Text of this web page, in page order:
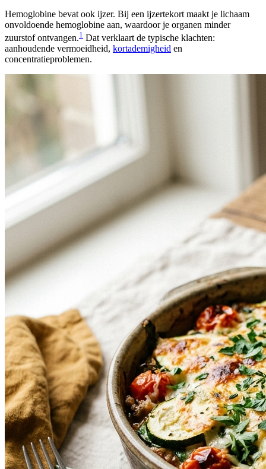
Hemoglobine bevat ook ijzer. Bij een ijzertekort maakt je lichaam
onvoldoende hemoglobine aan, waardoor je organen minder
zuurstof ontvangen.1 Dat verklaart de typische klachten:
aanhoudende vermoeidheid, kortademigheid en
concentratieproblemen.